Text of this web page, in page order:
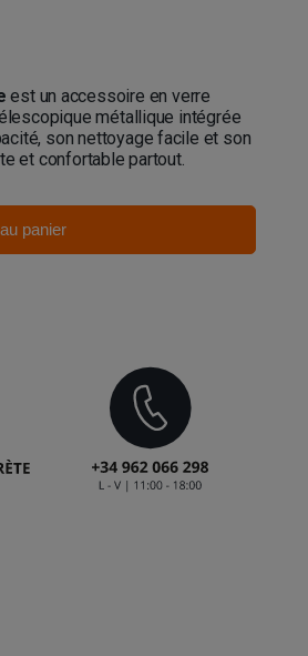
est un accessoire en verre
métallique intégrée
son nettoyage facile et son
et confortable partout.
panier